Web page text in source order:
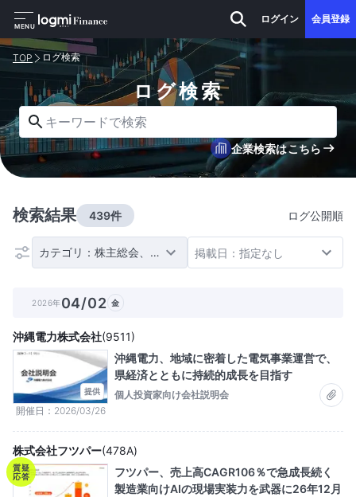
MENU
ログイン 会員登録
TOP ログ検索
ログ検索
企業検索はこちら
検索結果 439件 ログ公開順
カテゴリ：株主総会、その他IRイベント掲載日：指定なし
2026年04/02 金
提供
開催日 2026/03/26
沖縄電力株式会社(9511)
沖縄電力、地域に密着した電気事業運営で、
県経済とともに持続的成長を目指す
個人投資家向け会社説明会
質疑
応答
株式会社フツパー(478A)
フツパー、売上高CAGR106％で急成長続く
製造業向けAIの現場実装力を武器に26年12月